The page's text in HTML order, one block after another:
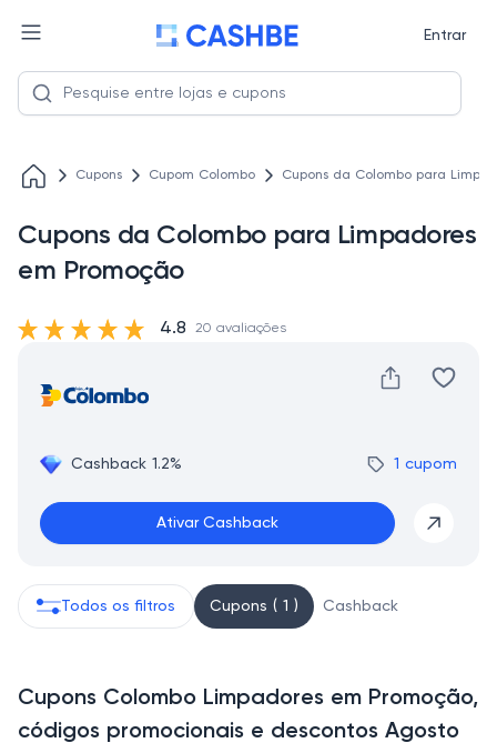
Entrar
Cupons Cupom Colombo Cupons da Colombo para
Cupons da Colombo para Limpadores
em Promoção
Cashback 1.2% 1 cupom
Ativar Cashback
4.8 20 avaliações
Todos os filtros Cupons ( 1 ) Cashback
Cupons Colombo Limpadores em Promoção,
códigos promocionais e descontos Agosto